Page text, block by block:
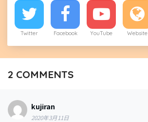
Twitter Facebook YouTube Website
2 COMMENTS
kujiran
2020年3月11日